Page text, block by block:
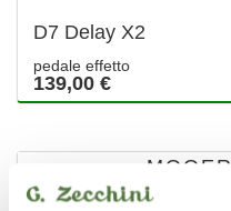
D7 Delay X2
pedale effetto
139,00 €
MOOER